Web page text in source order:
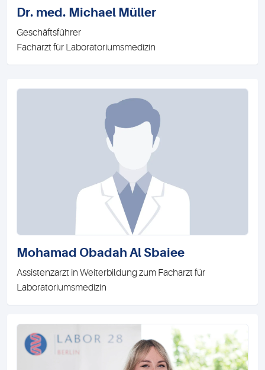
Dr. med. Michael Müller
Geschäftsführer
Facharzt für Laboratoriumsmedizin
Mohamad Obadah Al Sbaiee
Assistenzarzt in Weiterbildung zum Facharzt für
Laboratoriumsmedizin